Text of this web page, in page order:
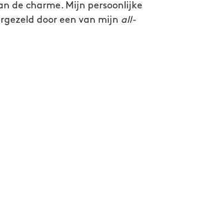
de charme. Mijn persoonlijke
door een van mijn all-